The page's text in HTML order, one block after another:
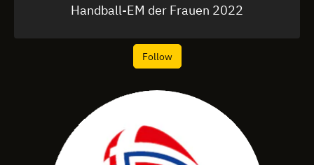
Handball-EM der Frauen 2022
Follow